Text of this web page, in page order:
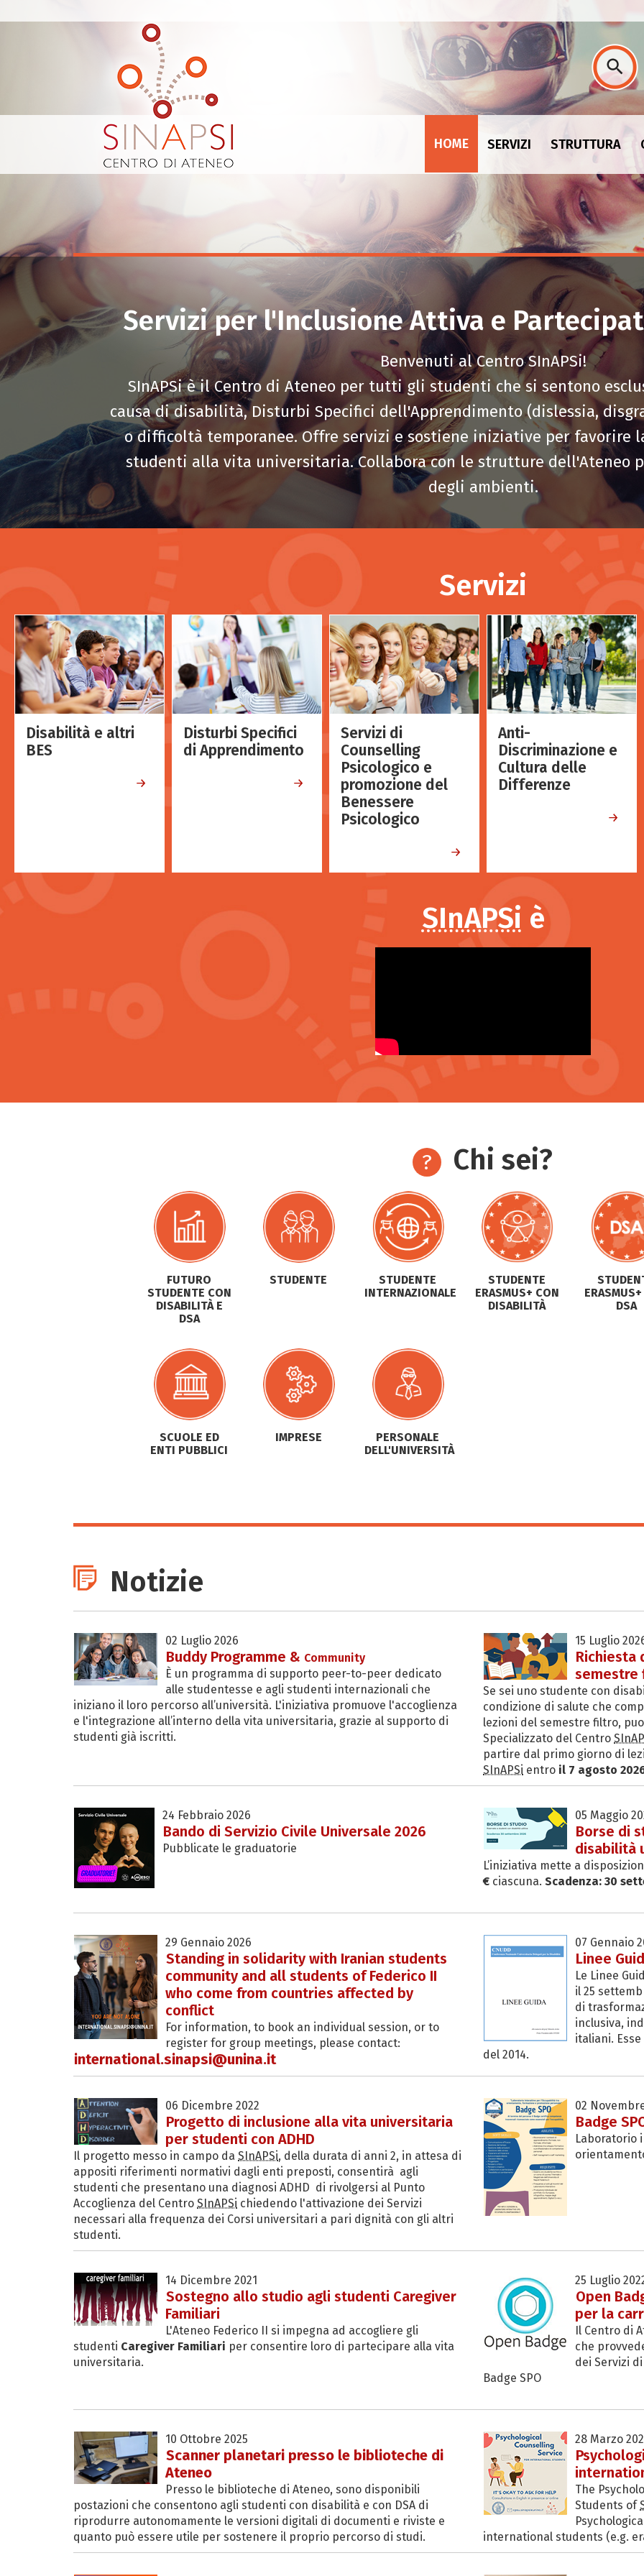
HOME SERVIZI STRUTTURA
Servizi per l'Inclusione Attiva e
Benvenuti al Centro SInAPSi!
SInAPSi è il Centro di Ateneo per tutti gli studenti che si sentono
causa di disabilità, Disturbi Specifici dell'Apprendimento (dislessia,
o difficoltà temporanee. Offre servizi e sostiene iniziative per
studenti alla vita universitaria. Collabora con le strutture dell'Ateneo
degli ambienti.
Servizi
Disabilità e altri
BES
Disturbi Specifici
di Apprendimento
Servizi di
Counselling
Psicologico e
promozione del
Benessere
Psicologico
Anti-
Discriminazione e
Cultura delle
Differenze
SInAPSi è
Chi sei?
FUTURO
STUDENTE CON
DISABILITÀ E
DSA
STUDENTE
STUDENTE
INTERNAZIONALE
STUDENTE
ERASMUS+ CON
DISABILITÀ
DSA
SCUOLE ED
ENTI PUBBLICI
IMPRESE
PERSONALE
DELL'UNIVERSITÀ
Notizie
02 Luglio 2026
Buddy Programme & Community
È un programma di supporto peer-to-peer dedicato
alle studentesse e agli studenti internazionali che
iniziano il loro percorso all’università. L'iniziativa promuove l'accoglienza
e l'integrazione all’interno della vita universitaria, grazie al supporto di
studenti già iscritti.
15 Luglio
Richiesta
semestre
Se sei uno studente con
condizione di salute che
lezioni del semestre filtro,
Specializzato del Centro
partire dal primo giorno di
SInAPSi entro il 7 agosto
24 Febbraio 2026
Bando di Servizio Civile Universale 2026
Pubblicate le graduatorie
05 Maggio
Borse di
disabilità
L’iniziativa mette a
€ ciascuna. Scadenza: 30
29 Gennaio 2026
Standing in solidarity with Iranian students
community and all students of Federico II
who come from countries affected by
conflict
For information, to book an individual session, or to
register for group meetings, please contact:
international.sinapsi@unina.it
07 Gennaio
Linee
Le Linee
il 25
di
inclusiva,
italiani.
del 2014.
06 Dicembre 2022
Progetto di inclusione alla vita universitaria
per studenti con ADHD
Il progetto messo in campo da SInAPSi, della durata di anni 2, in attesa di
appositi riferimenti normativi dagli enti preposti, consentirà agli
studenti che presentano una diagnosi ADHD di rivolgersi al Punto
Accoglienza del Centro SInAPSi chiedendo l'attivazione dei Servizi
necessari alla frequenza dei Corsi universitari a pari dignità con gli altri
studenti.
02
Badge
Laboratorio
14 Dicembre 2021
Sostegno allo studio agli studenti Caregiver
Familiari
L'Ateneo Federico II si impegna ad accogliere gli
studenti Caregiver Familiari per consentire loro di partecipare alla vita
universitaria.
25 Luglio
Open
per la
Il Centro di
che
dei Servizi
Badge SPO
10 Ottobre 2025
Scanner planetari presso le biblioteche di
Ateneo
Presso le biblioteche di Ateneo, sono disponibili
postazioni che consentono agli studenti con disabilità e con DSA di
riprodurre autonomamente le versioni digitali di documenti e riviste e
quanto può essere utile per sostenere il proprio percorso di studi.
28 Marzo
The
Students of
international students (e.g.